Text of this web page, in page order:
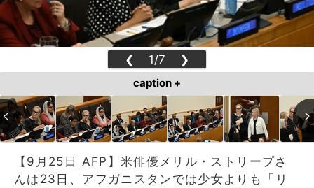
❮ 1/7 ❯
caption +
【9月25日 AFP】米俳優メリル・ストリープさ
んは23日、アフガニスタンでは少女よりも「リ